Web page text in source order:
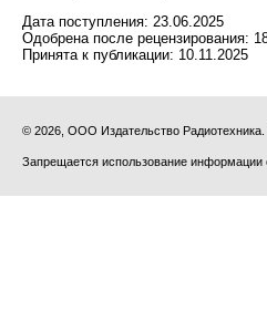
Дата поступления: 23.06.2025
Одобрена после рецензирования:
Принята к публикации: 10.11.2025
© 2026, ООО Издательство
Запрещается использование